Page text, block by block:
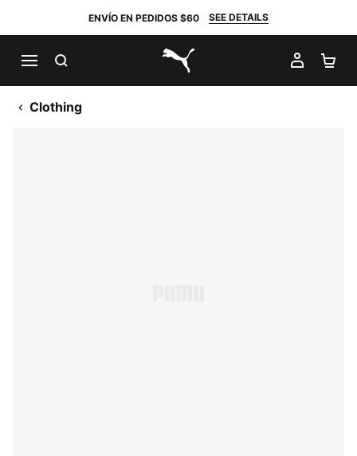
ENVÍO EN PEDIDOS $60 SEE DETAILS
PUMA.com
MI
Clothing